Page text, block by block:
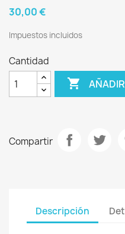
30,00 €
Impuestos incluidos
Cantidad

Compartir
Descripción